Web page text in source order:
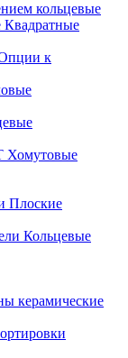
кольцевые
Квадратные
к
Хомутовые
Плоские
Кольцевые
керамические